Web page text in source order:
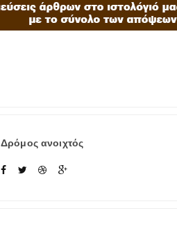
Δρόμος ανοιχτός